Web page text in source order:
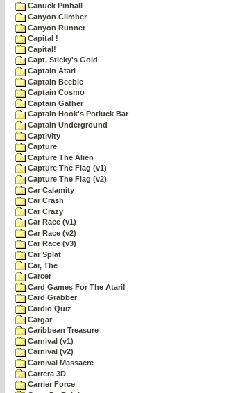
Canuck Pinball
Canyon Climber
Canyon Runner
Capital !
Capital!
Capt. Sticky's Gold
Captain Atari
Captain Beeble
Captain Cosmo
Captain Gather
Captain Hook's Potluck Bar
Captain Underground
Captivity
Capture
Capture The Alien
Capture The Flag (v1)
Capture The Flag (v2)
Car Calamity
Car Crash
Car Crazy
Car Race (v1)
Car Race (v2)
Car Race (v3)
Car Splat
Car, The
Carcer
Card Games For The Atari!
Card Grabber
Cardio Quiz
Cargar
Caribbean Treasure
Carnival (v1)
Carnival (v2)
Carnival Massacre
Carrera 3D
Carrier Force